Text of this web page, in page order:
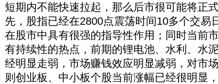
短期内不能快速拉起，那么后市很可能将正
先，股指已经在2800点震荡时间10多个交易
在股市中具有很强的指导性作用；同时当前
有持续性的热点，前期的锂电池、水利、水
经明显走弱，市场赚钱效应明显减弱，对市
则创业板、中小板个股当前涨幅已经很明显